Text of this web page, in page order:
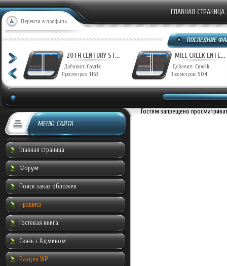
Перейти в профиль
ГЛАВНАЯ СТРАНИЦА
20TH CENTURY ST...
Добавил: Covrik
Просмотров: 1163
MILL CREEK ENTE...
Добавил: Covrik
Просмотров: 504
МЕНЮ САЙТА
Главная страница
Форум
Поиск заказ обложек
Правила
Гостевая книга
Связь с Админом
Раздел VIP
Гостям запрещено